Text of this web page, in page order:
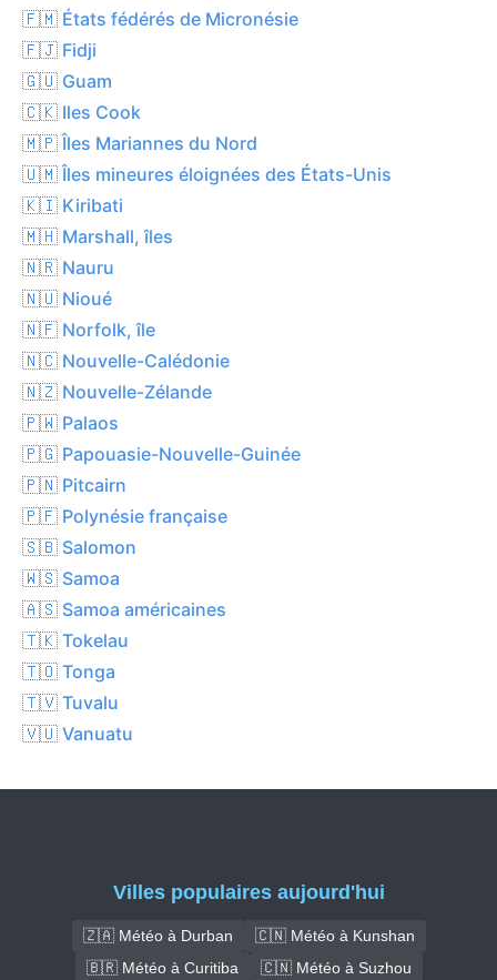
🇫🇲 États fédérés de Micronésie
🇫🇯 Fidji
🇬🇺 Guam
🇨🇰 Iles Cook
🇲🇵 Îles Mariannes du Nord
🇺🇲 Îles mineures éloignées des États-Unis
🇰🇮 Kiribati
🇲🇭 Marshall, îles
🇳🇷 Nauru
🇳🇺 Nioué
🇳🇫 Norfolk, île
🇳🇨 Nouvelle-Calédonie
🇳🇿 Nouvelle-Zélande
🇵🇼 Palaos
🇵🇬 Papouasie-Nouvelle-Guinée
🇵🇳 Pitcairn
🇵🇫 Polynésie française
🇸🇧 Salomon
🇼🇸 Samoa
🇦🇸 Samoa américaines
🇹🇰 Tokelau
🇹🇴 Tonga
🇹🇻 Tuvalu
🇻🇺 Vanuatu
Villes populaires aujourd'hui
🇿🇦 Météo à Durban
🇨🇳 Météo à Kunshan
🇧🇷 Météo à Curitiba
🇨🇳 Météo à Suzhou